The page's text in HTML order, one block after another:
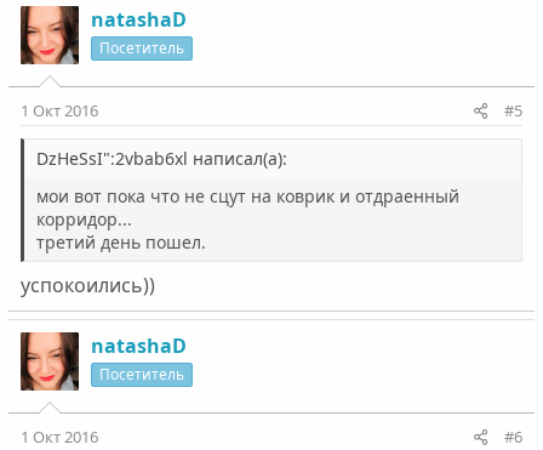
natashaD
Посетитель
1 Окт 2016 #5
DzHeSsI":2vbab6xl написал(а):
мои вот пока что не сцут на коврик и отдраенный
корридор...
третий день пошел.
успокоились))
natashaD
Посетитель
1 Окт 2016 #6